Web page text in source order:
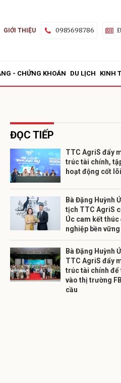
GIỚI THIỆU 0985698786
- CHỨNG KHOÁN DU LỊCH KINH
ĐỌC TIẾP
TTC AgriS đẩy
trúc tài chính,
hoạt động cốt lõi
Bà Đặng Huỳnh
tịch TTC AgriS
Úc cam kết thúc
nghiệp bền vững
Bà Đặng Huỳnh
TTC AgriS đẩy
trúc tài chính để
vào thị trường
cầu
Gửi